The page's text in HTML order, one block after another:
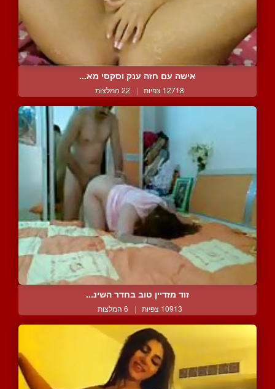
אישה עם חזה ענק וסקסי מא...
12718 צפיות | 22 המלצות
זוד מזדיין טוב בחדר השינ...
10913 צפיות | 6 המלצות